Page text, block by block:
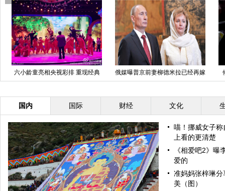
六小龄童亮相央视彩排 重现经典
美猴王 (1/7)
俄媒曝普京前妻柳德米拉已经再嫁
改姓
国内 国际 财经 文化
喵！挪威女子
上看的更清楚
《相爱吧2》曝
爱的
准妈妈张梓琳
美（图）